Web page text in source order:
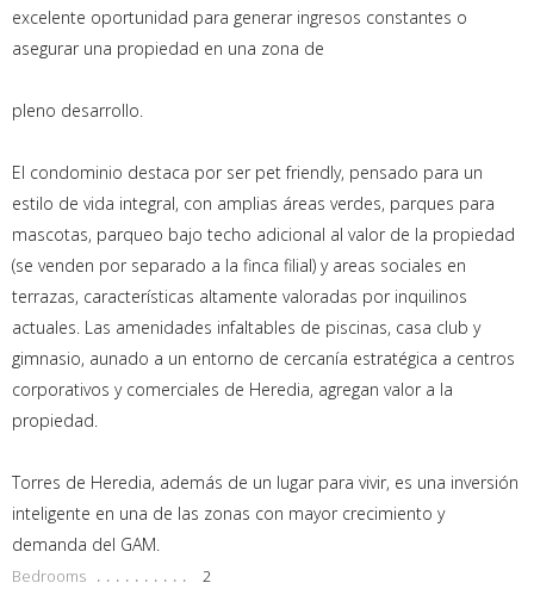
excelente oportunidad para generar ingresos constantes o
asegurar una propiedad en una zona de
pleno desarrollo.
El condominio destaca por ser pet friendly, pensado para un
estilo de vida integral, con amplias áreas verdes, parques para
mascotas, parqueo bajo techo adicional al valor de la propiedad
(se venden por separado a la finca filial) y areas sociales en
terrazas, características altamente valoradas por inquilinos
actuales. Las amenidades infaltables de piscinas, casa club y
gimnasio, aunado a un entorno de cercanía estratégica a centros
corporativos y comerciales de Heredia, agregan valor a la
propiedad.
Torres de Heredia, además de un lugar para vivir, es una inversión
inteligente en una de las zonas con mayor crecimiento y
demanda del GAM.
Bedrooms
2